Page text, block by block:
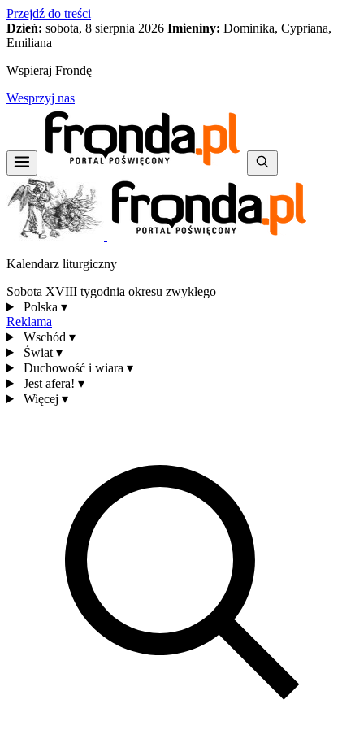
Przejdź do treści
Dzień: sobota, 8 sierpnia 2026 Imieniny: Dominika, Cypriana,
Emiliana
Wspieraj Frondę
Wesprzyj nas
Kalendarz liturgiczny
Sobota XVIII tygodnia okresu zwykłego
Polska ▾
Reklama
Wschód ▾
Świat ▾
Duchowość i wiara ▾
Jest afera! ▾
Więcej ▾